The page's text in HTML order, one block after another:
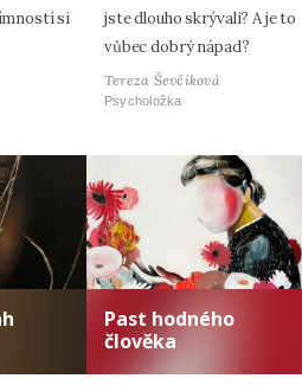
si
jste dlouho skrývali? A je to
vůbec dobrý nápad?
Tereza Ševčíková
Psycholožka
Past hodného
člověka